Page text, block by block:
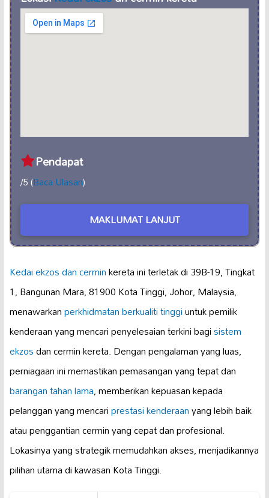
Pendapat
/5 (Baca Ulasan)
MAKLUMAT LANJUT
Kedai ekzos dan cerminkereta ini terletak di 39B-19, Tingkat
1, Bangunan Mara, 81900 Kota Tinggi, Johor, Malaysia,
menawarkanperkhidmatan berkualiti tinggiuntuk pemilik
kenderaan yang mencari penyelesaian terkini bagisistem
ekzosdan cermin kereta. Dengan pengalaman yang luas,
perniagaan ini memastikan pemasangan yang tepat dan
barangan tahan lama, memberikan kepuasan kepada
pelanggan yang mencariprestasi kenderaanyang lebih baik
atau penggantian cermin yang cepat dan profesional.
Lokasinya yang strategik memudahkan akses, menjadikannya
pilihan utama di kawasan Kota Tinggi.